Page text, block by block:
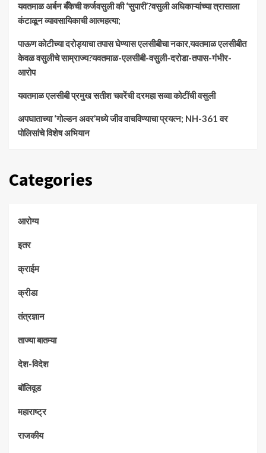
​यवतमाळ अर्बन बँकेची कर्जवसुली की ‘सुपारी’?वसुली अधिकाऱ्यांच्या त्रासाला
कंटाळून व्यावसायिकाची आत्महत्या;
पाऊण कोटीच्या दरोड्याचा तपास घेण्यास एलसीबीचा नकार,यवतमाळ एलसीबीत
केवळ वसुलीचे साम्राज्य?यवतमाळ-एलसीबी-वसुली-दरोडा-तपास-गंभीर-
आरोप
यवतमाळ एलसीबी प्रमुख सतीश चवरेंची दरमहा सव्वा कोटींची वसुली
अपघाताच्या ‘गोल्डन अवर’मध्ये जीव वाचविण्याचा प्रयत्न; NH-361 वर
पोलिसांचे विशेष अभियान
Categories
आरोग्य
इतर
क्राईम
क्रीडा
तंत्रज्ञान
ताज्या बातम्या
देश-विदेश
बॉलिवूड
महाराष्ट्र
राजकीय